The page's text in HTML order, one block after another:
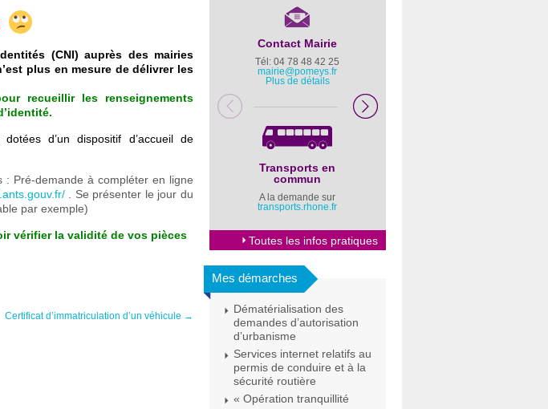
(CNI) auprès des mairies
plus en mesure de délivrer les
recueillir les renseignements
d’un dispositif d’accueil de
Pré-demande à compléter en ligne
. Se présenter le jour du
par exemple)
vérifier la validité de vos pièces
Certificat d’immatriculation d’un véhicule →
Contact Mairie
Tél: 04 78 48 42 25
mairie@pomeys.fr
Plus de détails
Transports en
commun
A la demande sur
transports.rhone.fr
Toutes les infos pratiques
Mes démarches
Dématérialisation des
demandes d’autorisation
d’urbanisme
Services internet relatifs au
permis de conduire et à la
sécurité routière
« Opération tranquillité